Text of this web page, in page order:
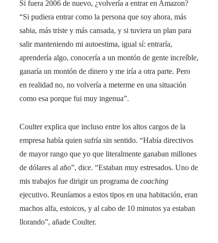
Si fuera 2006 de nuevo, ¿volvería a entrar en Amazon?
“Si pudiera entrar como la persona que soy ahora, más
sabia, más triste y más cansada, y si tuviera un plan para
salir manteniendo mi autoestima, igual sí: entraría,
aprendería algo, conocería a un montón de gente increíble,
ganaría un montón de dinero y me iría a otra parte. Pero
en realidad no, no volvería a meterme en una situación
como esa porque fui muy ingenua”.
Coulter explica que incluso entre los altos cargos de la
empresa había quien sufría sin sentido. “Había directivos
de mayor rango que yo que literalmente ganaban millones
de dólares al año”, dice. “Estaban muy estresados. Uno de
mis trabajos fue dirigir un programa de coaching
ejecutivo. Reuníamos a estos tipos en una habitación, eran
machos alfa, estoicos, y al cabo de 10 minutos ya estaban
llorando”, añade Coulter.